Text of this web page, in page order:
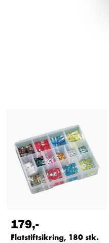
179,-
Flatstiftsikring, 180 stk.